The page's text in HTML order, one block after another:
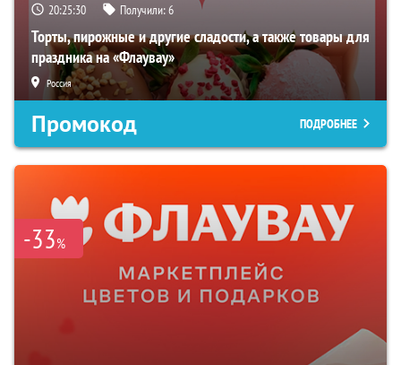
20:25:29 Получили:6
Торты, пирожные и другие сладости, а также товары для
праздника на «Флаувау»
Россия
Промокод ПОДРОБНЕЕ
-33%